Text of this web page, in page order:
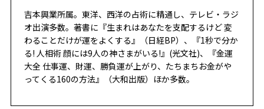
吉本興業所属。東洋、西洋の占術に精通し、テレビ・ラジ
オ出演多数。著書に『生まれはあなたを支配するけど 変
わることだけが運をよくする』（日経BP）、『1秒で分か
る! 人相術 顔には9人の神さまがいる!』(光文社)、『金運
大全 仕事運、財運、勝負運が上がり、たちまちお金がや
ってくる160の方法』（大和出版）ほか多数。